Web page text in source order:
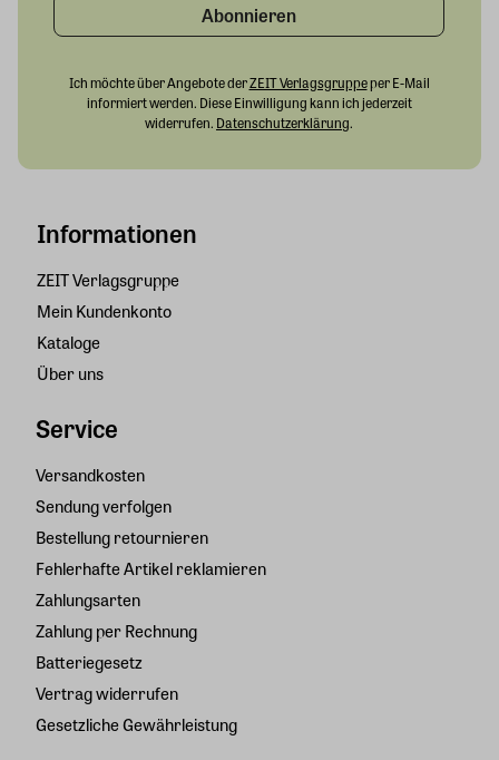
Informationen
ZEIT Verlagsgruppe
Mein Kundenkonto
Kataloge
Über uns
Service
Versandkosten
Sendung verfolgen
Bestellung retournieren
Fehlerhafte Artikel reklamieren
Zahlungsarten
Zahlung per Rechnung
Batteriegesetz
Vertrag widerrufen
Gesetzliche Gewährleistung
Abonnieren
Ich möchte über Angebote derZEIT Verlagsgruppeper E-Mail
informiert werden. Diese Einwilligung kann ich jederzeit
widerrufen. Datenschutzerklärung.